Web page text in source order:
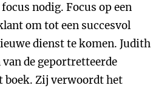
focus nodig. Focus op een
om tot een succesvol
dienst te komen. Judith
de geportretteerde
boek. Zij verwoordt het